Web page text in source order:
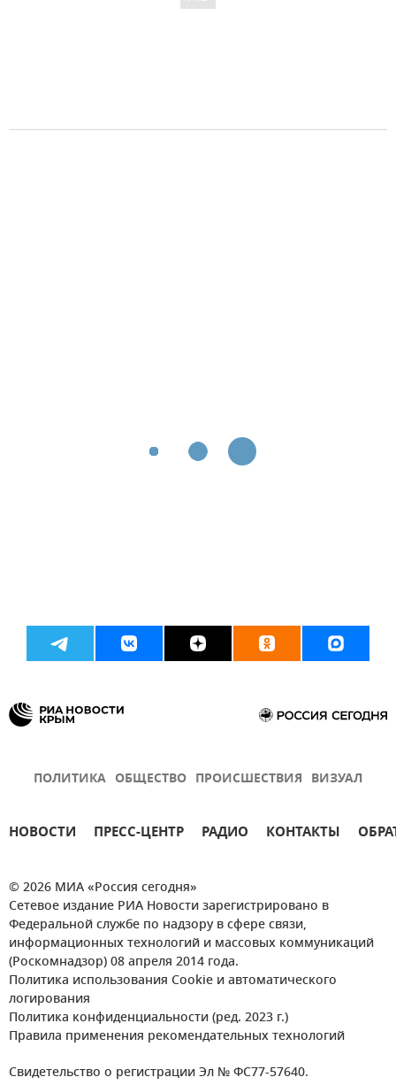
ПОЛИТИКА ОБЩЕСТВО ПРОИСШЕСТВИЯ ВИЗУАЛ
НОВОСТИ ПРЕСС-ЦЕНТР РАДИО КОНТАКТЫ
© 2026 МИА «Россия сегодня»
Сетевое издание РИА Новости зарегистрировано в
Федеральной службе по надзору в сфере связи,
информационных технологий и массовых коммуникаций
(Роскомнадзор) 08 апреля 2014 года.
Политика использования Cookie и автоматического
логирования
Политика конфиденциальности (ред. 2023 г.)
Правила применения рекомендательных технологий
Свидетельство о регистрации Эл № ФС77-57640.